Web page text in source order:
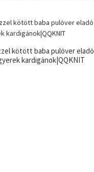
kötött baba pulóver eladó
kardigánok|QQKNIT